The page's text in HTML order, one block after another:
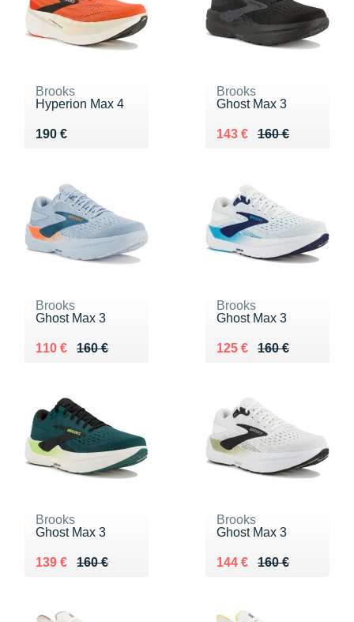
Brooks
Hyperion Max 4
190 €
Vendu 190 €
Brooks
Ghost Max 3
160 €
Au lieu de 160 €
143 €
Vendu 143 €
Brooks
Ghost Max 3
160 €
Au lieu de 160 €
110 €
Vendu 110 €
Brooks
Ghost Max 3
160 €
Au lieu de 160 €
125 €
Vendu 125 €
Brooks
Ghost Max 3
160 €
Au lieu de 160 €
139 €
Vendu 139 €
Brooks
Ghost Max 3
160 €
Au lieu de 160 €
144 €
Vendu 144 €